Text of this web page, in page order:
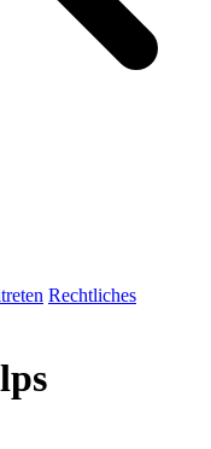
Rechtliches